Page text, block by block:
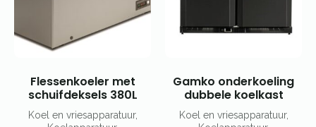
Koel en vriesapparatuur,
Flessenkoeler met
schuifdeksels 380L
Koel en vriesapparatuur,
Gamko onderkoeling
dubbele koelkast